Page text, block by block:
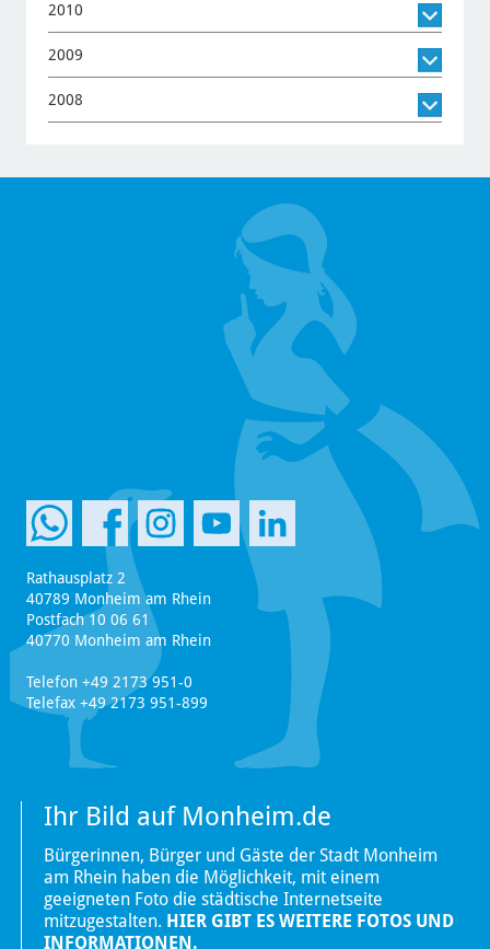
2010
2009
2008
Rathausplatz 2
40789 Monheim am Rhein
Postfach 10 06 61
40770 Monheim am Rhein
Telefon +49 2173 951-0
Telefax +49 2173 951-899
Ihr Bild auf Monheim.de
Bürgerinnen, Bürger und Gäste der Stadt Monheim
am Rhein haben die Möglichkeit, mit einem
geeigneten Foto die städtische Internetseite
mitzugestalten. HIER GIBT ES WEITERE FOTOS UND
INFORMATIONEN.